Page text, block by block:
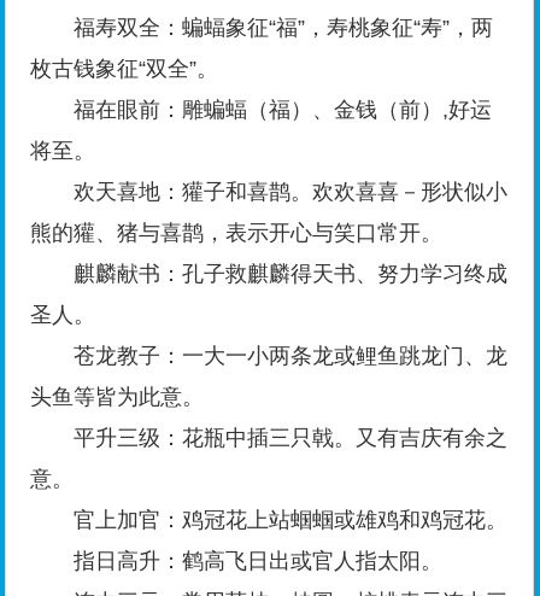
福寿双全：蝙蝠象征“福”，寿桃象征“寿”，两
枚古钱象征“双全”。
福在眼前：雕蝙蝠（福）、金钱（前）,好运
将至。
欢天喜地：獾子和喜鹊。欢欢喜喜－形状似小
熊的獾、猪与喜鹊，表示开心与笑口常开。
麒麟献书：孔子救麒麟得天书、努力学习终成
圣人。
苍龙教子：一大一小两条龙或鲤鱼跳龙门、龙
头鱼等皆为此意。
平升三级：花瓶中插三只戟。又有吉庆有余之
意。
官上加官：鸡冠花上站蝈蝈或雄鸡和鸡冠花。
指日高升：鹤高飞日出或官人指太阳。